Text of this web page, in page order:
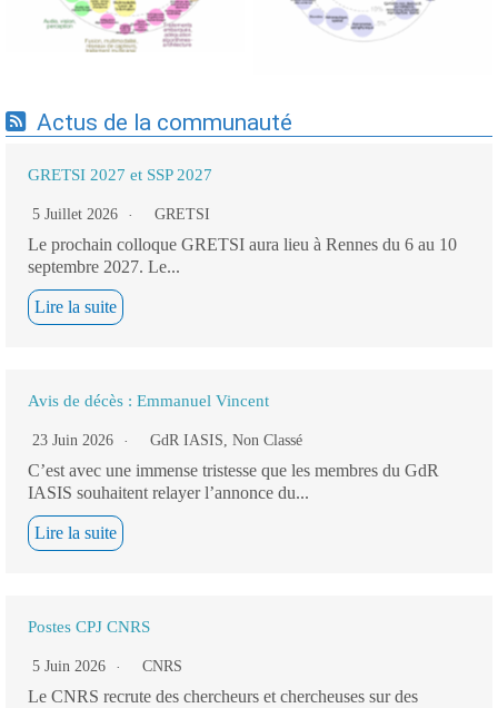
Actus de la communauté
GRETSI 2027 et SSP 2027
5 Juillet 2026 GRETSI
Le prochain colloque GRETSI aura lieu à Rennes du 6 au 10
septembre 2027. Le...
Lire la suite
Avis de décès : Emmanuel Vincent
23 Juin 2026 GdR IASIS, Non Classé
C’est avec une immense tristesse que les membres du GdR
IASIS souhaitent relayer l’annonce du...
Lire la suite
Postes CPJ CNRS
5 Juin 2026 CNRS
Le CNRS recrute des chercheurs et chercheuses sur des